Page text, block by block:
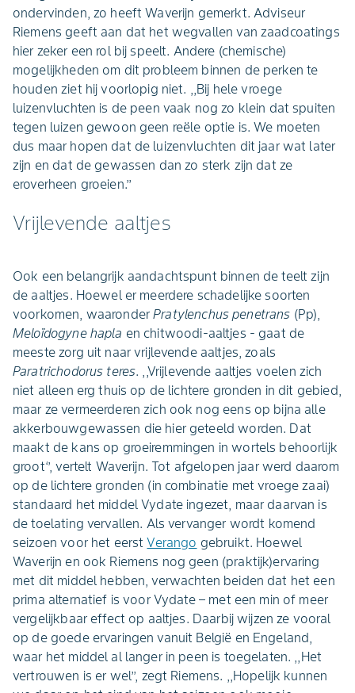
ondervinden, zo heeft Waverijn gemerkt. Adviseur
Riemens geeft aan dat het wegvallen van zaadcoatings
hier zeker een rol bij speelt. Andere (chemische)
mogelijkheden om dit probleem binnen de perken te
houden ziet hij voorlopig niet. ,,Bij hele vroege
luizenvluchten is de peen vaak nog zo klein dat spuiten
tegen luizen gewoon geen reële optie is. We moeten
dus maar hopen dat de luizenvluchten dit jaar wat later
zijn en dat de gewassen dan zo sterk zijn dat ze
eroverheen groeien.’’
Vrijlevende aaltjes
Ook een belangrijk aandachtspunt binnen de teelt zijn
de aaltjes. Hoewel er meerdere schadelijke soorten
voorkomen, waaronderPratylenchus penetrans (Pp),
Meloïdogyne hapla en chitwoodi-aaltjes - gaat de
meeste zorg uit naar vrijlevende aaltjes, zoals
Paratrichodorus teres. ,,Vrijlevende aaltjes voelen zich
niet alleen erg thuis op de lichtere gronden in dit gebied,
maar ze vermeerderen zich ook nog eens op bijna alle
akkerbouwgewassen die hier geteeld worden. Dat
maakt de kans op groeiremmingen in wortels behoorlijk
groot‘’, vertelt Waverijn. Tot afgelopen jaar werd daarom
op de lichtere gronden (in combinatie met vroege zaai)
standaard het middel Vydate ingezet, maar daarvan is
de toelating vervallen. Als vervanger wordt komend
seizoen voor het eerstVerango gebruikt. Hoewel
Waverijn en ook Riemens nog geen (praktijk)ervaring
met dit middel hebben, verwachten beiden dat het een
prima alternatief is voor Vydate – met een min of meer
vergelijkbaar effect op aaltjes. Daarbij wijzen ze vooral
op de goede ervaringen vanuit België en Engeland,
waar het middel al langer in peen is toegelaten. ,,Het
vertrouwen is er wel’’, zegt Riemens. ,,Hopelijk kunnen